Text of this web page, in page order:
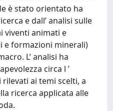
è stato orientato ha
e dall’ analisi sulle
viventi animati e
e formazioni minerali)
L’ analisi ha
circa l ’
ai temi scelti, a
ricerca applicata alle